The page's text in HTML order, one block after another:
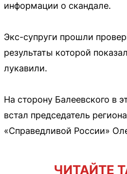
информации о скандале.
Экс-супруги прошли
результаты которой
лукавили.
На сторону Балеевского в
встал председатель
«Справедливой России»
ЧИТАЙТЕ